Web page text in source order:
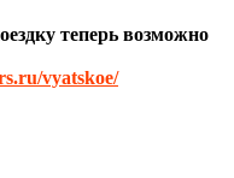
теперь возможно
vyatskoe/